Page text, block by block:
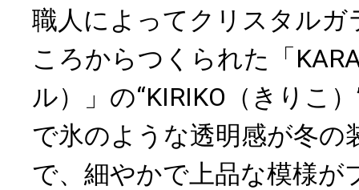
職人によってクリスタルガ
ころからつくられた「
ル）」の“KIRIKO（きりこ
で氷のような透明感が冬の
で、細やかで上品な模様が